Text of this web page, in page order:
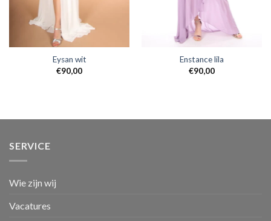
Eysan wit
€90,00
Enstance lila
€90,00
SERVICE
Wie zijn wij
Vacatures